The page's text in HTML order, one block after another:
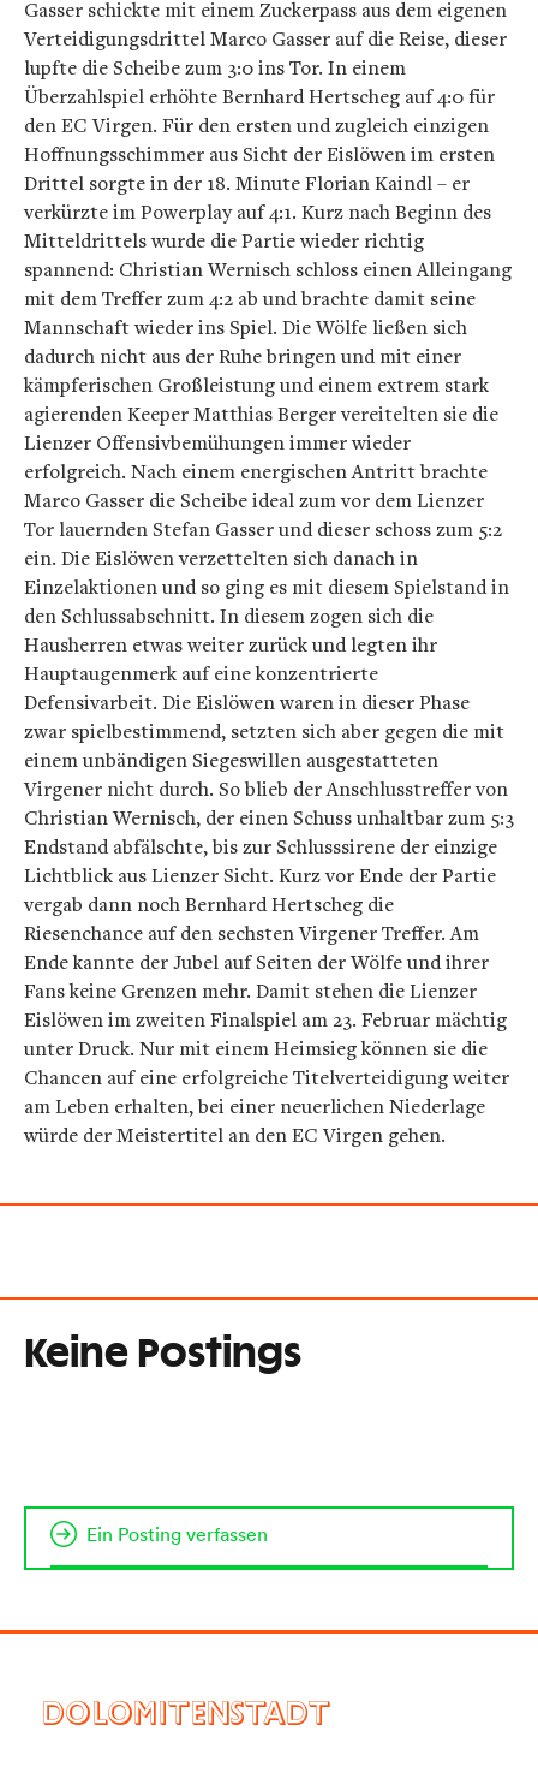
Gasser schickte mit einem Zuckerpass aus dem eigenen
Verteidigungsdrittel Marco Gasser auf die Reise, dieser
lupfte die Scheibe zum 3:0 ins Tor. In einem
Überzahlspiel erhöhte Bernhard Hertscheg auf 4:0 für
den EC Virgen. Für den ersten und zugleich einzigen
Hoffnungsschimmer aus Sicht der Eislöwen im ersten
Drittel sorgte in der 18. Minute Florian Kaindl – er
verkürzte im Powerplay auf 4:1. Kurz nach Beginn des
Mitteldrittels wurde die Partie wieder richtig
spannend: Christian Wernisch schloss einen Alleingang
mit dem Treffer zum 4:2 ab und brachte damit seine
Mannschaft wieder ins Spiel. Die Wölfe ließen sich
dadurch nicht aus der Ruhe bringen und mit einer
kämpferischen Großleistung und einem extrem stark
agierenden Keeper Matthias Berger vereitelten sie die
Lienzer Offensivbemühungen immer wieder
erfolgreich. Nach einem energischen Antritt brachte
Marco Gasser die Scheibe ideal zum vor dem Lienzer
Tor lauernden Stefan Gasser und dieser schoss zum 5:2
ein. Die Eislöwen verzettelten sich danach in
Einzelaktionen und so ging es mit diesem Spielstand in
den Schlussabschnitt. In diesem zogen sich die
Hausherren etwas weiter zurück und legten ihr
Hauptaugenmerk auf eine konzentrierte
Defensivarbeit. Die Eislöwen waren in dieser Phase
zwar spielbestimmend, setzten sich aber gegen die mit
einem unbändigen Siegeswillen ausgestatteten
Virgener nicht durch. So blieb der Anschlusstreffer von
Christian Wernisch, der einen Schuss unhaltbar zum 5:3
Endstand abfälschte, bis zur Schlusssirene der einzige
Lichtblick aus Lienzer Sicht. Kurz vor Ende der Partie
vergab dann noch Bernhard Hertscheg die
Riesenchance auf den sechsten Virgener Treffer. Am
Ende kannte der Jubel auf Seiten der Wölfe und ihrer
Fans keine Grenzen mehr. Damit stehen die Lienzer
Eislöwen im zweiten Finalspiel am 23. Februar mächtig
unter Druck. Nur mit einem Heimsieg können sie die
Chancen auf eine erfolgreiche Titelverteidigung weiter
am Leben erhalten, bei einer neuerlichen Niederlage
würde der Meistertitel an den EC Virgen gehen.
Keine Postings
Ein Posting verfassen
DOLOMITENSTADT